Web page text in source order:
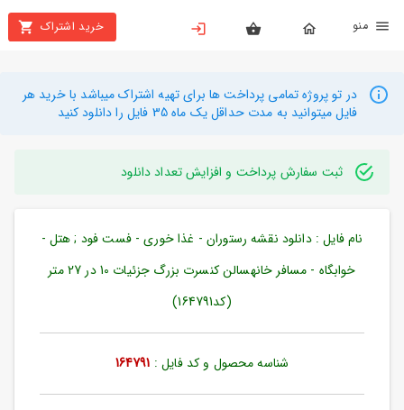
خرید اشتراک
بستن
محصولات
تهیه
راهنما
دانلود
خرید
در تو پروژه تمامی پرداخت ها برای تهیه اشتراک میباشد با خرید هر
فایل میتوانید به مدت حداقل یک ماه 35 فایل را دانلود کنید
ثبت سفارش پرداخت و افزایش تعداد دانلود
نام فایل : دانلود نقشه رستوران - غذا خوری - فست فود ; هتل -
خوابگاه - مسافر خانهسالن کنسرت بزرگ جزئیات 10 در 27 متر
(کد164791)
شناسه محصول و کد فایل : 164791